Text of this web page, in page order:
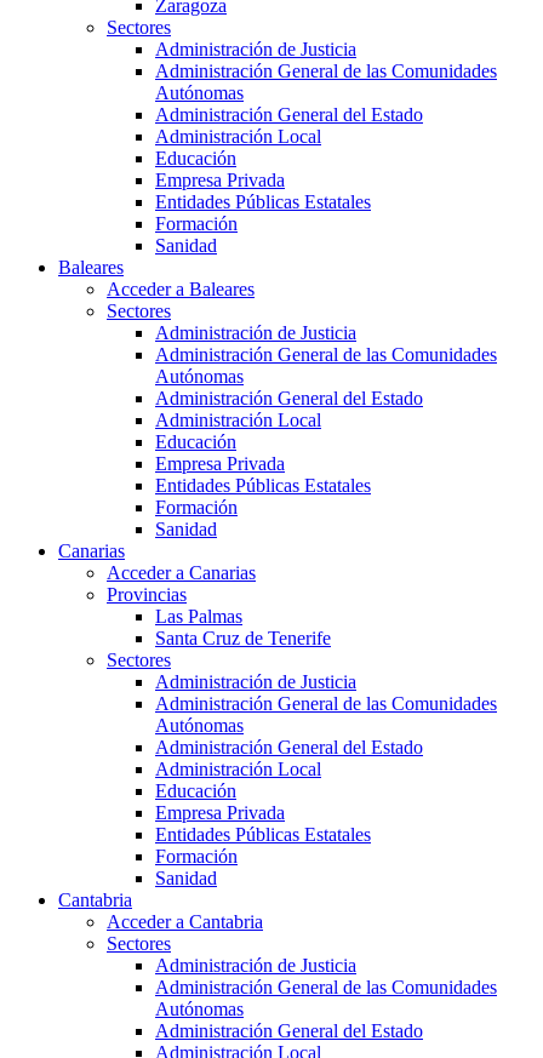
Zaragoza
Sectores
Administración de Justicia
Administración General de las Comunidades
Autónomas
Administración General del Estado
Administración Local
Educación
Empresa Privada
Entidades Públicas Estatales
Formación
Sanidad
Baleares
Acceder a Baleares
Sectores
Administración de Justicia
Administración General de las Comunidades
Autónomas
Administración General del Estado
Administración Local
Educación
Empresa Privada
Entidades Públicas Estatales
Formación
Sanidad
Canarias
Acceder a Canarias
Provincias
Las Palmas
Santa Cruz de Tenerife
Sectores
Administración de Justicia
Administración General de las Comunidades
Autónomas
Administración General del Estado
Administración Local
Educación
Empresa Privada
Entidades Públicas Estatales
Formación
Sanidad
Cantabria
Acceder a Cantabria
Sectores
Administración de Justicia
Administración General de las Comunidades
Autónomas
Administración General del Estado
Administración Local